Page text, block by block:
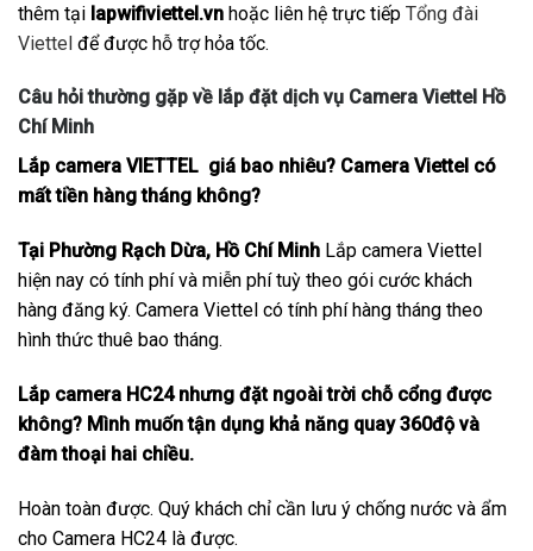
thêm tại lapwifiviettel.vn hoặc liên hệ trực tiếp Tổng đài
Viettel để được hỗ trợ hỏa tốc.
Câu hỏi thường gặp về lắp đặt dịch vụ Camera Viettel Hồ
Chí Minh
Lắp camera VIETTEL giá bao nhiêu? Camera Viettel có
mất tiền hàng tháng không?
Tại Phường Rạch Dừa, Hồ Chí Minh Lắp camera Viettel
hiện nay có tính phí và miễn phí tuỳ theo gói cước khách
hàng đăng ký. Camera Viettel có tính phí hàng tháng theo
hình thức thuê bao tháng.
Lắp camera HC24 nhưng đặt ngoài trời chỗ cổng được
không? Mình muốn tận dụng khả năng quay 360độ và
đàm thoại hai chiều.
Hoàn toàn được. Quý khách chỉ cần lưu ý chống nước và ẩm
cho Camera HC24 là được.